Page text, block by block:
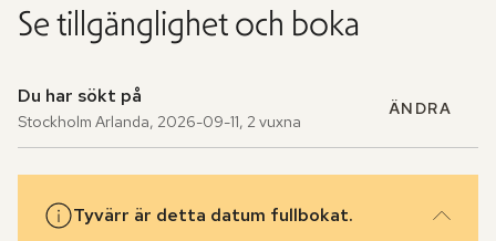
Se tillgänglighet och boka
Du har sökt på
Stockholm Arlanda, 2026-09-11, 2 vuxna
ÄNDRA
Tyvärr är detta datum fullbokat.